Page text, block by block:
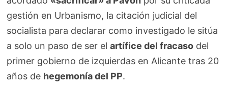
gestión en Urbanismo, la citación judicial del
socialista para declarar como investigado le sitúa
a solo un paso de ser elartífice del fracaso del
primer gobierno de izquierdas en Alicante tras 20
años de hegemonía del PP.